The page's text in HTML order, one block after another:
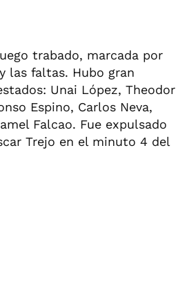
trabado, marcada por
las faltas. Hubo gran
Unai López, Theodor
Espino, Carlos Neva,
Falcao. Fue expulsado
Trejo en el minuto 4 del